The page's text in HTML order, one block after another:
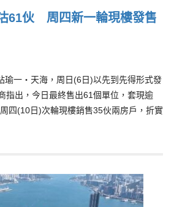
61伙 周四新一輪現樓發售
瑜一‧天海，周日(6日)以先到先得形式發
指出，今日最終售出61個單位，套現逾
四(10日)次輪現樓銷售35伙兩房戶，折實